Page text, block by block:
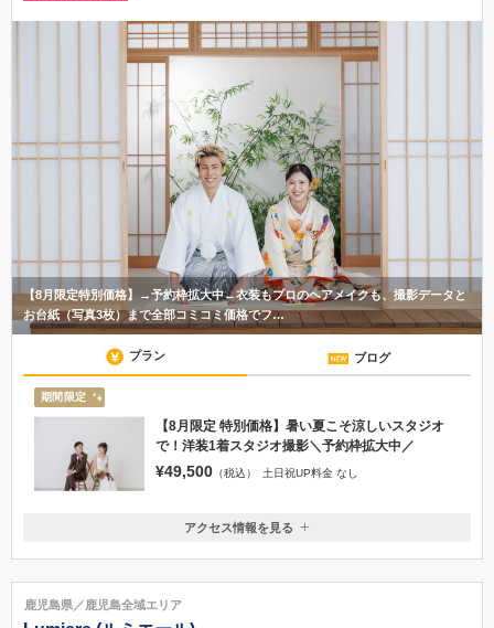
【8月限定特別価格】→予約枠拡大中←衣装もプロのヘアメイクも、撮影データと
お台紙（写真3枚）まで全部コミコミ価格でフ…
プラン ブログ
期間限定
【8月限定 特別価格】暑い夏こそ涼しいスタジオ
で！洋装1着スタジオ撮影＼予約枠拡大中／
¥49,500 （税込） 土日祝UP料金 なし
鹿児島県鹿児島市春日町8-8
099-248-5222
アクセス情報を見る
鹿児島県／鹿児島全域エリア